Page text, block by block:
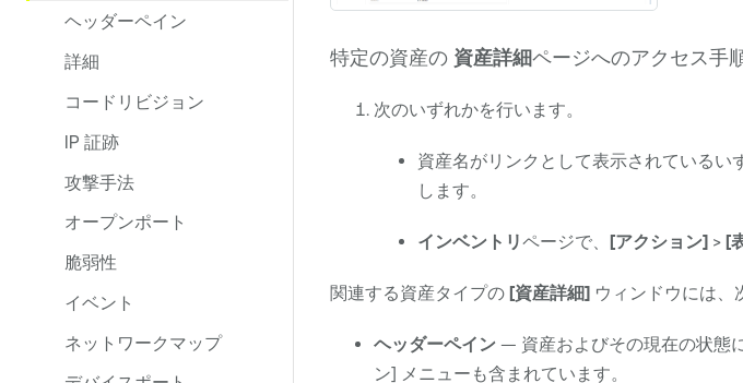
ヘッダーペイン
詳細
コードリビジョン
IP 証跡
攻撃手法
オープンポート
脆弱性
イベント
ネットワークマップ
特定の資産の 資産詳細ページへのアクセス手
次のいずれかを行います。
資産名がリンクとして表示されているい
します。
インベントリページで、 [アクション]> [
関連する資産タイプの [資産詳細]ウィンドウには、
ヘッダーペイン— 資産およびその現在の状態
ン] メニューも含まれています。